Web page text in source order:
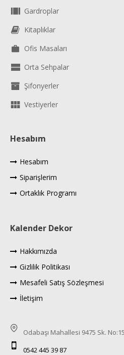
Gardroplar
Kitaplıklar
Ofis Masaları
Orta Sehpalar
Şifonyerler
Vestiyerler
Hesabım
Hesabım
Siparişlerim
Ortaklık Programı
Kalender Dekor
Hakkımızda
Gizlilik Politikası
Mesafeli Satış Sözleşmesi
İletişim
Odabaşı Mahallesi 9475 Sk.
0542 445 39 87